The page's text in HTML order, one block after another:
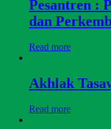
Pesantren :
dan
Read more
Akhlak
Read more